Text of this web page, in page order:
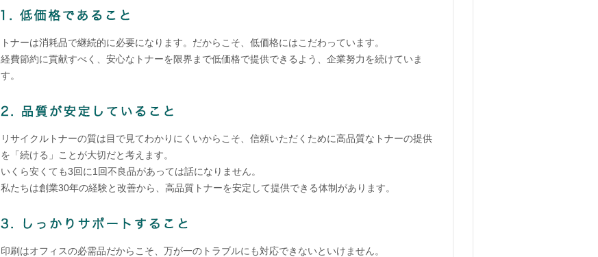
トナーは消耗品で継続的に必要になります。だからこそ、低価格にはこだわっています。
経費節約に貢献すべく、安心なトナーを限界まで低価格で提供できるよう、企業努力を続けていま
す。
リサイクルトナーの質は目で見てわかりにくいからこそ、信頼いただくために高品質なトナーの提供
を「続ける」ことが大切だと考えます。
いくら安くても3回に1回不良品があっては話になりません。
私たちは創業30年の経験と改善から、高品質トナーを安定して提供できる体制があります。
印刷はオフィスの必需品だからこそ、万が一のトラブルにも対応できないといけません。